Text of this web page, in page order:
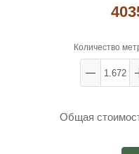
Количество
Общая